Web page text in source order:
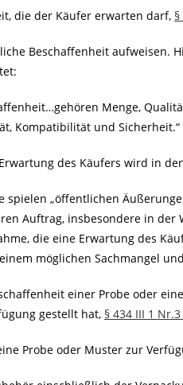
die der Käufer erwarten darf,
Beschaffenheit aufweisen.
Menge,
Kompatibilität und Sicherheit.“
des Käufers wird in
spielen „öffentlichen
Auftrag, insbesondere in der
die eine Erwartung des
möglichen Sachmangel
einer Probe oder
gestellt hat, § 434 III 1 Nr.3
Probe oder Muster zur